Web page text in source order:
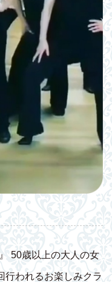
』 50歳以上の大人の女
行われるお楽しみクラ